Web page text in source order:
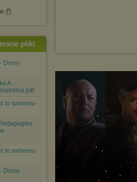
pliki
Domy
A. -
to samemu-
to samemu-
Domy